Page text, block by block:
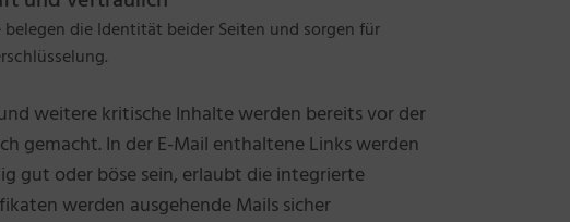
die Identität beider Seiten und sorgen für
weitere kritische Inhalte werden bereits vor der
gemacht. In der E-Mail enthaltene Links werden
gut oder böse sein, erlaubt die integrierte
werden ausgehende Mails sicher